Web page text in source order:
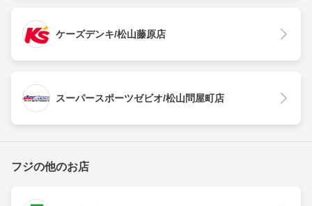
ケーズデンキ/松山藤原店
スーパースポーツゼビオ/松山問屋町店
フジの他のお店